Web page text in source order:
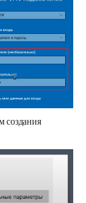
создания